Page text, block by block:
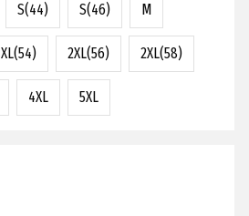
S(44) S(46) M
XL(54) 2XL(56) 2XL(58)
4XL 5XL